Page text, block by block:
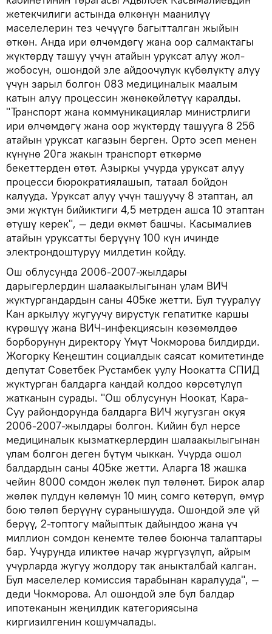
жетекчилиги астында өлкөнүн маанилүү
маселелерин тез чечүүгө багытталган жыйын
өткөн. Анда ири өлчөмдөгү жана оор салмактагы
жүктөрдү ташуу үчүн атайын уруксат алуу жол-
жобосун, ошондой эле айдоочулук күбөлүктү алуу
үчүн зарыл болгон 083 медициналык маалым
катын алуу процессин жөнөкөйлөтүү каралды.
"Транспорт жана коммуникациялар министрлиги
ири өлчөмдөгү жана оор жүктөрдү ташууга 8 256
атайын уруксат кагазын берген. Орто эсеп менен
күнүнө 20га жакын транспорт өткөрмө
бекеттерден өтөт. Азыркы учурда уруксат алуу
процесси бюрократиялашып, татаал бойдон
калууда. Уруксат алуу үчүн ташуучу 8 этаптан, ал
эми жүктүн бийиктиги 4,5 метрден ашса 10 этаптан
өтүшү керек", — деди өкмөт башчы. Касымалиев
атайын уруксатты берүүнү 100 күн ичинде
электрондоштуруу милдетин койду.
Ош облусунда 2006-2007-жылдары
дарыгерлердин шалаакылыгынан улам ВИЧ
жуктургандардын саны 405ке жетти. Бул тууралуу
Кан аркылуу жугуучу вирустук гепатитке каршы
күрөшүү жана ВИЧ-инфекциясын көзөмөлдөө
борборунун директору Үмүт Чокморова билдирди.
Жогорку Кеңештин социалдык саясат комитетинде
депутат Советбек Рустамбек уулу Ноокатта СПИД
жуктурган балдарга кандай колдоо көрсөтүлүп
жатканын сурады. "Ош облусунун Ноокат, Кара-
Суу райондорунда балдарга ВИЧ жугузган окуя
2006-2007-жылдары болгон. Кийин бул нерсе
медициналык кызматкерлердин шалаакылыгынан
улам болгон деген бүтүм чыккан. Учурда ошол
балдардын саны 405ке жетти. Аларга 18 жашка
чейин 8000 сомдон жөлөк пул төлөнөт. Бирок алар
жөлөк пулдун көлөмүн 10 миң сомго көтөрүп, өмүр
бою төлөп берүүнү суранышууда. Ошондой эле үй
берүү, 2-топтогу майыптык дайындоо жана үч
миллион сомдон кенемте төлөө боюнча талаптары
бар. Учурунда иликтөө начар жүргүзүлүп, айрым
учурларда жугуу жолдору так аныкталбай калган.
Бул маселелер комиссия тарабынан каралууда", —
деди Чокморова. Ал ошондой эле бул балдар
ипотеканын жеңилдик категориясына
киргизилгенин кошумчалады.